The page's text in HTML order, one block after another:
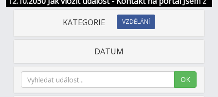
Jihlavy
KATEGORIE VZDĚLÁNÍ
DATUM
OK